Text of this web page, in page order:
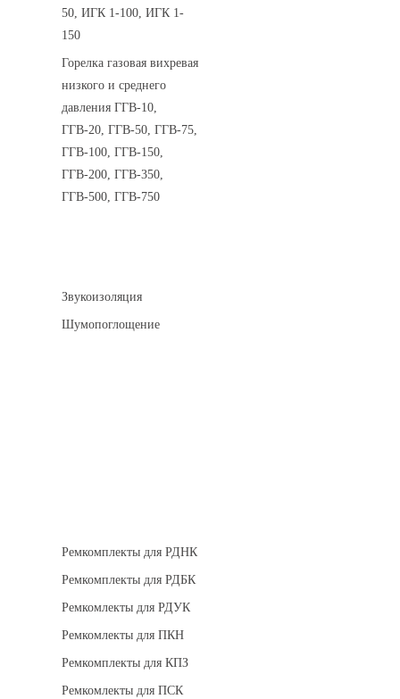
50, ИГК 1-100, ИГК 1-
150
Горелка газовая вихревая
низкого и среднего
давления ГГВ-10,
ГГВ-20, ГГВ-50, ГГВ-75,
ГГВ-100, ГГВ-150,
ГГВ-200, ГГВ-350,
ГГВ-500, ГГВ-750
Звукоизоляция
Шумопоглощение
Ремкомплекты для РДНК
Ремкомплекты для РДБК
Ремкомлекты для РДУК
Ремкомлекты для ПКН
Ремкомплекты для КПЗ
Ремкомлекты для ПСК